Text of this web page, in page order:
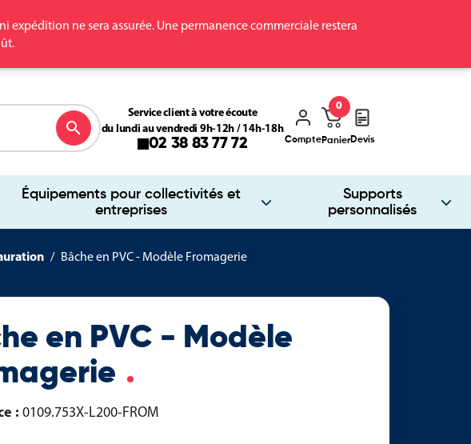
ne sera assurée. Une permanence commerciale restera
Équipements pour collectivités et
entreprises
Supports
personnalisés
search
Service client à votre écoute
du lundi au vendredi 9h-12h / 14h-18h
02 38 83 77 72 ComptePanier
0
Devis
Bâche en PVC - Modèle Fromagerie
en PVC - Modèle
: 0109.753X-L200-FROM